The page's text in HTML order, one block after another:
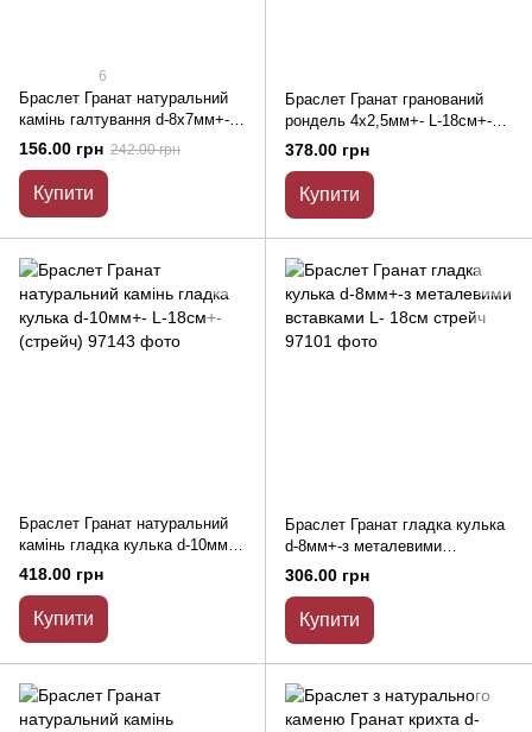
6
Браслет Гранат натуральний
камінь галтування d-8х7мм+-
L-18см (стрейч)
156.00 грн 242.00 грн
Купити
Браслет Гранат гранований
рондель 4х2,5мм+- L-18см+-
стрейч
378.00 грн
Купити
Браслет Гранат натуральний
камінь гладка кулька d-10мм+-
L-18см+- (стрейч)
418.00 грн
Купити
Браслет Гранат гладка кулька
d-8мм+-з металевими
вставками L- 18см стрейч
306.00 грн
Купити